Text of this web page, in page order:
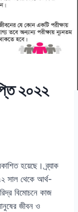
২০২২
হয়েছে। ব্র্যাক
সাল থেকে আর্থ-
বিমোচনে কাজ
জীবন ও